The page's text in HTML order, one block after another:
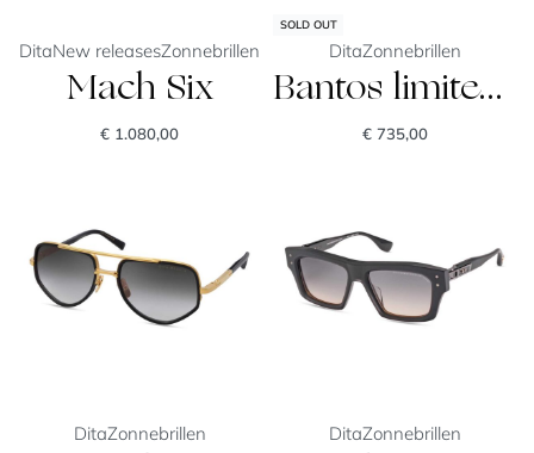
DitaNew releasesZonnebrillen
Mach Six
€ 1.080,00
SOLD OUT
DitaZonnebrillen
Bantos limited edition
€735,00
DitaZonnebrillen DitaZonnebrillen